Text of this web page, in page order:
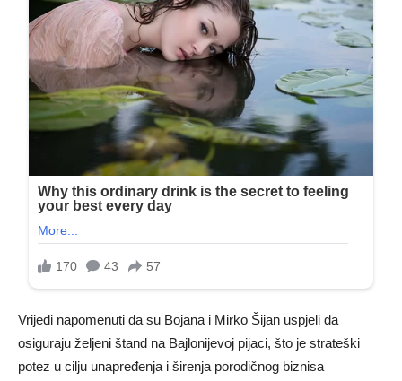
Vrijedi napomenuti da su Bojana i Mirko Šijan uspjeli da
osiguraju željeni štand na Bajlonijevoj pijaci, što je strateški
potez u cilju unapređenja i širenja porodičnog biznisa